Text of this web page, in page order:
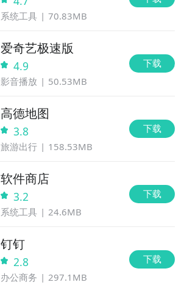
系统工具 70.83MB
爱奇艺极速版
4.9
影音播放 50.53MB
下载
高德地图
3.8
旅游出行 158.53MB
下载
软件商店
3.2
系统工具 24.6MB
下载
钉钉
2.8
办公商务 297.1MB
下载